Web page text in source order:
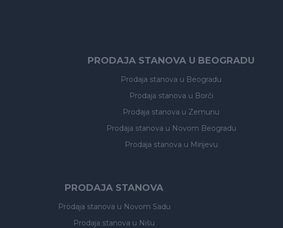
PRODAJA STANOVA U BEOGRADU
Prodaja stanova u Beogradu
Prodaja stanova u Borči
Prodaja stanova u Zemunu
Prodaja stanova u Novom Beogradu
Prodaja stanova u Mirijevu
PRODAJA STANOVA
Prodaja stanova u Novom Sadu
Prodaja stanova u Nišu